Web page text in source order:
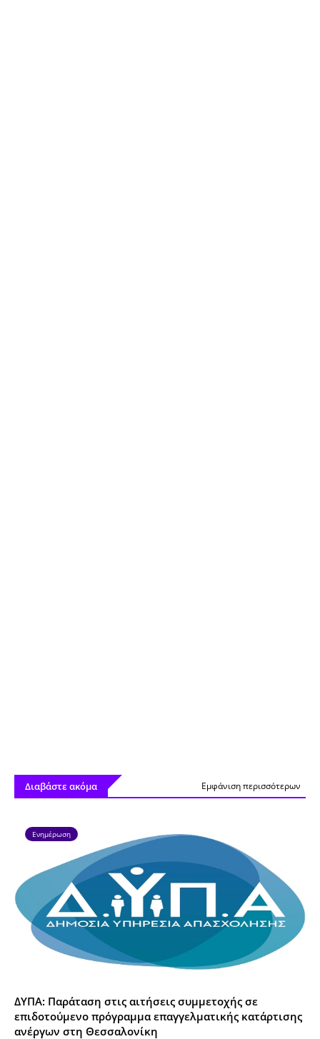
Διαβάστε ακόμα Εμφάνιση περισσότερων
Ενημέρωση
ΔΥΠΑ: Παράταση στις αιτήσεις συμμετοχής σε
επιδοτούμενο πρόγραμμα επαγγελματικής κατάρτισης
ανέργων στη Θεσσαλονίκη